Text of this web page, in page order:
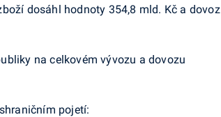
dosáhl hodnoty 354,8 mld. Kč a dovoz
na celkovém vývozu a dovozu
pojetí: